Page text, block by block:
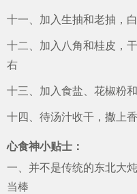
十一、加入生抽和老抽，
十二、加入八角和桂皮，
右
十三、加入食盐、花椒粉
十四、待汤汁收干，撒上
心食神小贴士：
一、并不是传统的东北大
当棒